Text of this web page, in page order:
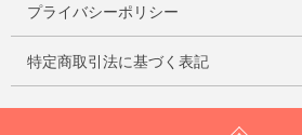
プライバシーポリシー
特定商取引法に基づく表記